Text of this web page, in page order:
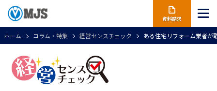
資料請求
ホーム コラム・特集 経営センスチェック ある住宅リフォーム業者が